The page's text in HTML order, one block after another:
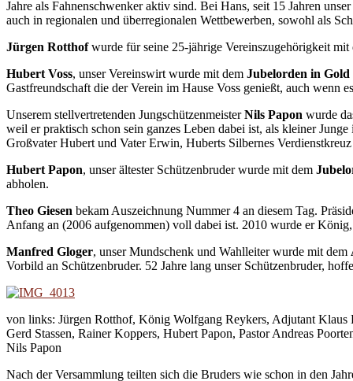
Jahre als Fahnenschwenker aktiv sind. Bei Hans, seit 15 Jahren
auch in regionalen und überregionalen Wettbewerben, sowohl als
Jürgen Rotthofwurde für seine 25-jährige Vereinszugehörigkeit
Hubert Voss, unser Vereinswirt wurde mit dem Jubelorden in Gold
Gastfreundschaft die der Verein im Hause Voss genießt, auch
Unserem stellvertretenden JungschützenmeisterNils Papon wurde
weil er praktisch schon sein ganzes Leben dabei ist, als kleiner
Großvater Hubert und Vater Erwin, Huberts Silbernes
Hubert Papon, unser ältester Schützenbruder wurde mit dem
abholen.
Theo Giesen bekam Auszeichnung Nummer 4 an diesem Tag.
Anfang an (2006 aufgenommen) voll dabei ist. 2010 wurde er
Manfred Gloger, unser Mundschenk und Wahlleiter wurde mit dem
Vorbild an Schützenbruder. 52 Jahre lang unser Schützenbruder,
von links: Jürgen Rotthof, König Wolfgang Reykers, Adjutant Klaus
Gerd Stassen, Rainer Koppers, Hubert Papon, Pastor Andreas
Nils Papon
Nach der Versammlung teilten sich die Bruders wie schon in den